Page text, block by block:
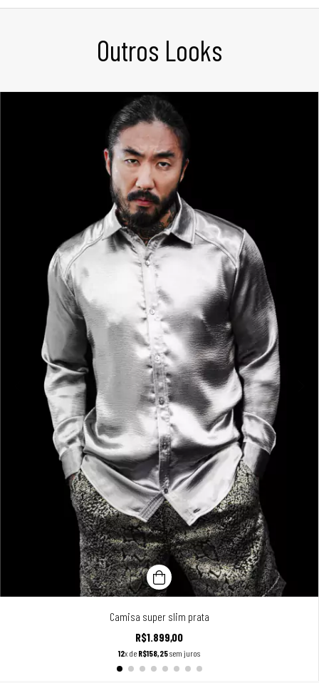
Outros Looks
Camisa super slim prata
R$1.899,00
12x de R$158,25sem juros